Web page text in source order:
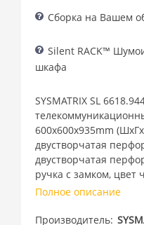
Сборка на Вашем
Silent RACK™
шкафа
SYSMATRIX SL
600x600x935mm
двустворчатая
двустворчатая
ручка с замком, цвет
Полное описание
Производитель